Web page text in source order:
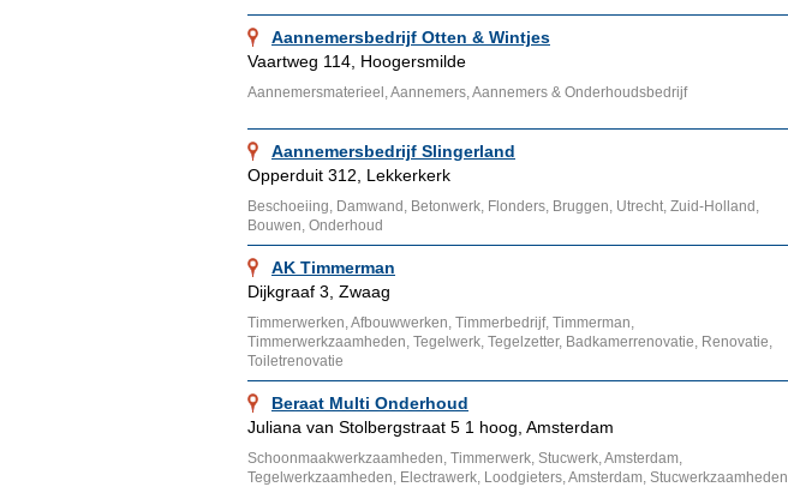
Aannemersbedrijf Otten & Wintjes
Vaartweg 114, Hoogersmilde
Aannemersmaterieel, Aannemers, Aannemers & Onderhoudsbedrijf
Aannemersbedrijf Slingerland
Opperduit 312, Lekkerkerk
Beschoeiing, Damwand, Betonwerk, Flonders, Bruggen, Utrecht, Zuid-Holland,
Bouwen, Onderhoud
AK Timmerman
Dijkgraaf 3, Zwaag
Timmerwerken, Afbouwwerken, Timmerbedrijf, Timmerman,
Timmerwerkzaamheden, Tegelwerk, Tegelzetter, Badkamerrenovatie, Renovatie,
Toiletrenovatie
Beraat Multi Onderhoud
Juliana van Stolbergstraat 5 1 hoog, Amsterdam
Schoonmaakwerkzaamheden, Timmerwerk, Stucwerk, Amsterdam,
Tegelwerkzaamheden, Electrawerk, Loodgieters, Amsterdam, Stucwerkzaamheden